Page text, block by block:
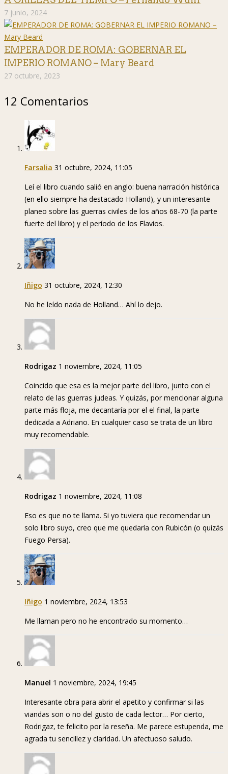
7 junio, 2024
EMPERADOR DE ROMA: GOBERNAR EL
IMPERIO ROMANO – Mary Beard
27 octubre, 2023
12 Comentarios
Farsalia 31 octubre, 2024, 11:05
Leí el libro cuando salió en anglo: buena narración histórica
(en ello siempre ha destacado Holland), y un interesante
planeo sobre las guerras civiles de los años 68-70 (la parte
fuerte del libro) y el período de los Flavios.
Iñigo 31 octubre, 2024, 12:30
No he leído nada de Holland… Ahí lo dejo.
Rodrigaz 1 noviembre, 2024, 11:05
Coincido que esa es la mejor parte del libro, junto con el
relato de las guerras judeas. Y quizás, por mencionar alguna
parte más floja, me decantaría por el el final, la parte
dedicada a Adriano. En cualquier caso se trata de un libro
muy recomendable.
Rodrigaz 1 noviembre, 2024, 11:08
Eso es que no te llama. Si yo tuviera que recomendar un
solo libro suyo, creo que me quedaría con Rubicón (o quizás
Fuego Persa).
Iñigo 1 noviembre, 2024, 13:53
Me llaman pero no he encontrado su momento…
Manuel 1 noviembre, 2024, 19:45
Interesante obra para abrir el apetito y confirmar si las
viandas son o no del gusto de cada lector… Por cierto,
Rodrigaz, te felicito por la reseña. Me parece estupenda, me
agrada tu sencillez y claridad. Un afectuoso saludo.